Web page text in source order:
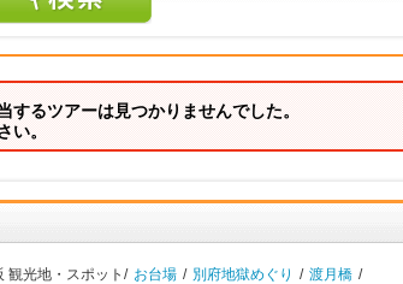
するツアーは見つかりませんでした。
い。
観光地・スポット/ お台場 / 別府地獄めぐり / 渡月橋 /